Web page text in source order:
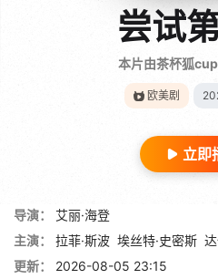
尝试
本片由茶杯狐
欧美剧
立即
导演：
艾丽·海登
主演：
拉菲·斯波 埃丝特·史密斯
更新：
2026-08-05 23:15